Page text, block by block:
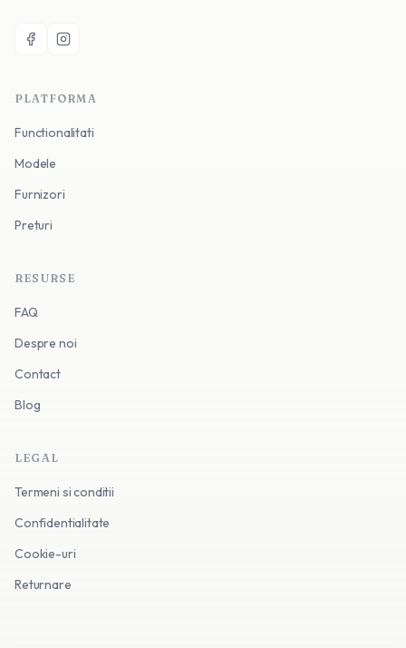
PLATFORMA
Functionalitati
Modele
Furnizori
Preturi
RESURSE
FAQ
Despre noi
Contact
Blog
LEGAL
Termeni si conditii
Confidentialitate
Cookie-uri
Returnare